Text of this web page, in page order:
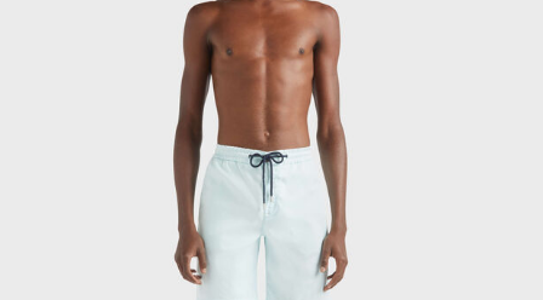
Classico stretch
Classico ultraleggero
Ricamati Edizione Numerata
Cintura piatta
Classico corto
Classico lungo
Rash guard
Vedi tutti i Costumi da bagno